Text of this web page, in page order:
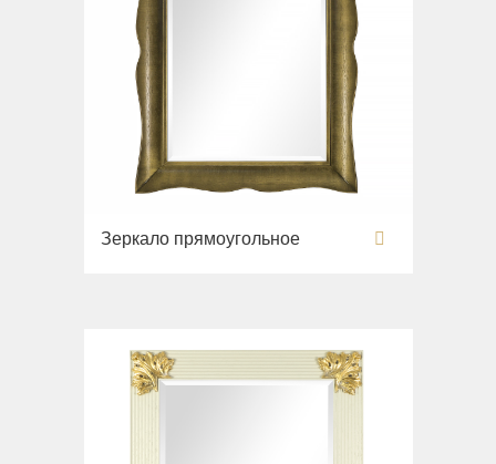
Зеркало прямоугольное